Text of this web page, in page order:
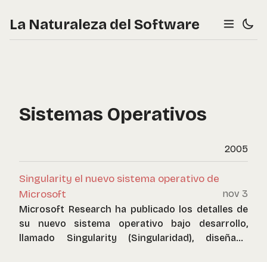
La Naturaleza del Software
Sistemas Operativos
2005
Singularity el nuevo sistema operativo de
Microsoft
nov 3
Microsoft Research ha publicado los detalles de
su nuevo sistema operativo bajo desarrollo,
llamado Singularity (Singularidad), diseñado